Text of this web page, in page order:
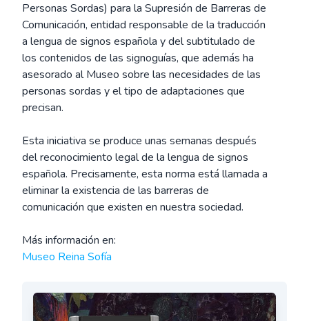
Personas Sordas) para la Supresión de Barreras de
Comunicación, entidad responsable de la traducción
a lengua de signos española y del subtitulado de
los contenidos de las signoguías, que además ha
asesorado al Museo sobre las necesidades de las
personas sordas y el tipo de adaptaciones que
precisan.
Esta iniciativa se produce unas semanas después
del reconocimiento legal de la lengua de signos
española. Precisamente, esta norma está llamada a
eliminar la existencia de las barreras de
comunicación que existen en nuestra sociedad.
Más información en:
Museo Reina Sofía